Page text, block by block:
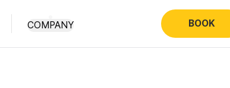
COMPANY BOOK